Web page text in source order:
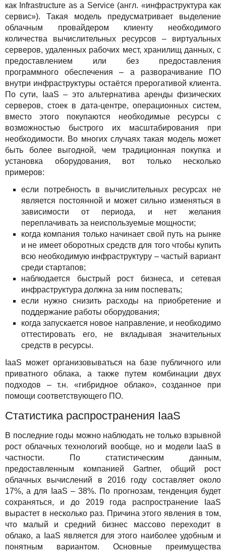
Интервью
Авторская колонка
События
Праздники
Акции
как Infrastructure as a Service (англ. «инфраструктура как
сервис»). Такая модель предусматривает выделение
облачным провайдером клиенту необходимого
количества вычислительных ресурсов – виртуальных
серверов, удаленных рабочих мест, хранилищ данных, с
предоставлением или без предоставления
программного обеспечения – а разворачивание ПО
внутри инфраструктуры остаётся прерогативой клиента.
По сути, IaaS – это альтернатива аренды физических
серверов, стоек в дата-центре, операционных систем,
вместо этого покупаются необходимые ресурсы с
возможностью быстрого их масштабирования при
необходимости. Во многих случаях такая модель может
быть более выгодной, чем традиционная покупка и
установка оборудования, вот только несколько
примеров:
если потребность в вычислительных ресурсах не
является постоянной и может сильно изменяться в
зависимости от периода, и нет желания
переплачивать за неиспользуемые мощности;
когда компания только начинает свой путь на рынке
и не имеет оборотных средств для того чтобы купить
всю необходимую инфраструктуру – частый вариант
среди стартапов;
наблюдается быстрый рост бизнеса, и сетевая
инфраструктура должна за ним поспевать;
если нужно снизить расходы на приобретение и
поддержание работы оборудования;
когда запускается новое направление, и необходимо
оттестировать его, не вкладывая значительных
средств в ресурсы.
IaaS может организовываться на базе публичного или
приватного облака, а также путем комбинации двух
подходов – т.н. «гибридное облако», созданное при
помощи соответствующего ПО.
Статистика распространения IaaS
В последние годы можно наблюдать не только взрывной
рост облачных технологий вообще, но и модели IaaS в
частности. По статистическим данным,
предоставленным компанией Gartner, общий рост
облачных вычислений в 2016 году составляет около
17%, а для IaaS – 38%. По прогнозам, тенденция будет
сохраняться, и до 2019 года распространение IaaS
вырастет в несколько раз. Причина этого явления в том,
что малый и средний бизнес массово переходит в
облако, а IaaS является для этого наиболее удобным и
понятным вариантом. Основные преимущества